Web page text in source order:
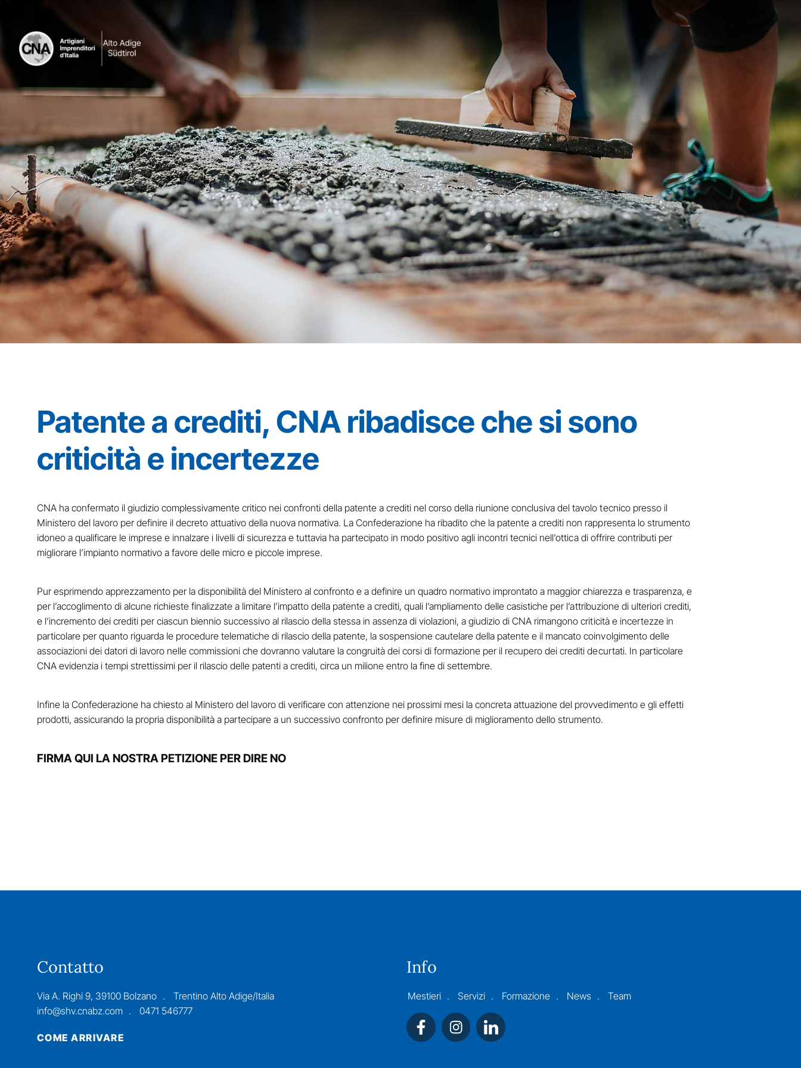
Patente a crediti, CNA ribadisce che si sono
criticità e incertezze
CNA ha confermato il giudizio complessivamente critico nei confronti della patente a crediti nel corso della riunione conclusiva del tavolo tecnico presso il
Ministero del lavoro per definire il decreto attuativo della nuova normativa. La Confederazione ha ribadito che la patente a crediti non rappresenta lo strumento
idoneo a qualificare le imprese e innalzare i livelli di sicurezza e tuttavia ha partecipato in modo positivo agli incontri tecnici nell’ottica di offrire contributi per
migliorare l’impianto normativo a favore delle micro e piccole imprese.
Pur esprimendo apprezzamento per la disponibilità del Ministero al confronto e a definire un quadro normativo improntato a maggior chiarezza e trasparenza, e
per l’accoglimento di alcune richieste finalizzate a limitare l’impatto della patente a crediti, quali l’ampliamento delle casistiche per l’attribuzione di ulteriori crediti,
e l’incremento dei crediti per ciascun biennio successivo al rilascio della stessa in assenza di violazioni, a giudizio di CNA rimangono criticità e incertezze in
particolare per quanto riguarda le procedure telematiche di rilascio della patente, la sospensione cautelare della patente e il mancato coinvolgimento delle
associazioni dei datori di lavoro nelle commissioni che dovranno valutare la congruità dei corsi di formazione per il recupero dei crediti decurtati. In particolare
CNA evidenzia i tempi strettissimi per il rilascio delle patenti a crediti, circa un milione entro la fine di settembre.
Infine la Confederazione ha chiesto al Ministero del lavoro di verificare con attenzione nei prossimi mesi la concreta attuazione del provvedimento e gli effetti
prodotti, assicurando la propria disponibilità a partecipare a un successivo confronto per definire misure di miglioramento dello strumento.
FIRMA QUI LA NOSTRA PETIZIONE PER DIRE NO
Contatto
Via A. Righi 9, 39100 Bolzano
Trentino Alto Adige/Italia
info@shv.cnabz.com
0471 546777
COME ARRIVARE
Info
Mestieri Servizi Formazione News Team